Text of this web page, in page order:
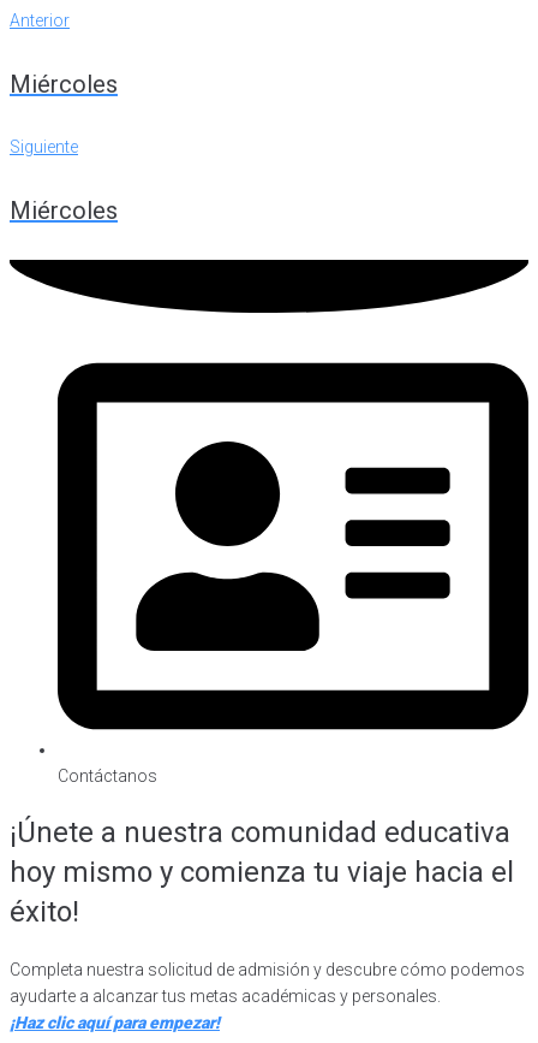
Navegación
entradas
Anterior
Anterior
Miércoles
Siguiente
Siguiente
Miércoles
Contáctanos
¡Únete a nuestra comunidad educativa
hoy mismo y comienza tu viaje hacia el
éxito!
Completa nuestra solicitud de admisión y descubre cómo podemos
ayudarte a alcanzar tus metas académicas y personales.
¡Haz clic aquí para empezar!